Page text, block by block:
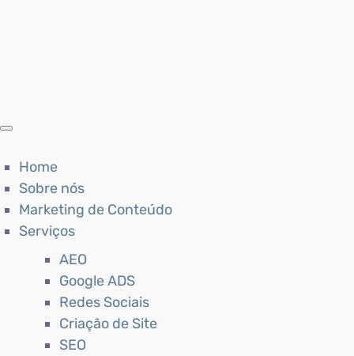
Home
Sobre nós
Marketing de Conteúdo
Serviços
AEO
Google ADS
Redes Sociais
Criação de Site
SEO